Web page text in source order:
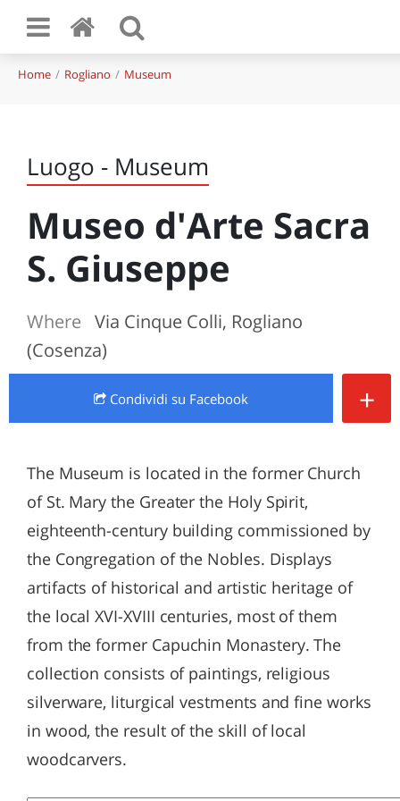
Home Rogliano Museum
Luogo - Museum
Museo d'Arte Sacra
S. Giuseppe
Where Via Cinque Colli, Rogliano
(Cosenza)
Condividi su Facebook +
The Museum is located in the former Church
of St. Mary the Greater the Holy Spirit,
eighteenth-century building commissioned by
the Congregation of the Nobles. Displays
artifacts of historical and artistic heritage of
the local XVI-XVIII centuries, most of them
from the former Capuchin Monastery. The
collection consists of paintings, religious
silverware, liturgical vestments and fine works
in wood, the result of the skill of local
woodcarvers.